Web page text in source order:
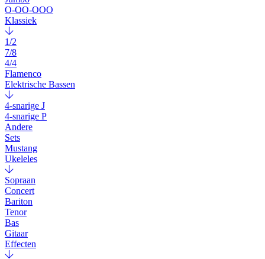
O-OO-OOO
Klassiek
1/2
7/8
4/4
Flamenco
Elektrische Bassen
4-snarige J
4-snarige P
Andere
Sets
Mustang
Ukeleles
Sopraan
Concert
Bariton
Tenor
Bas
Gitaar
Effecten